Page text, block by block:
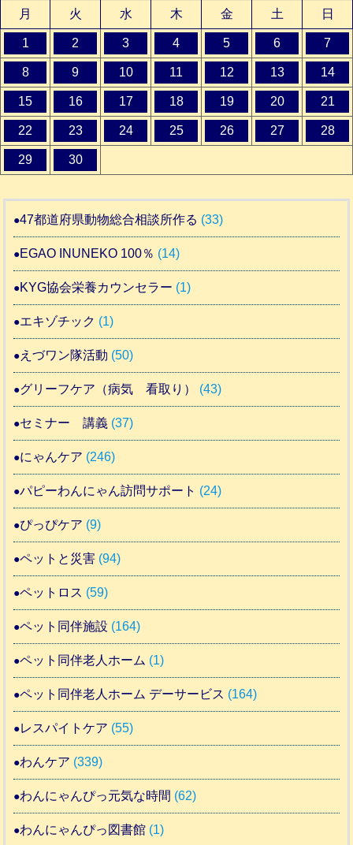
月
火 水 木 金 土 日
1 2 3 4 5 6 7
8 9 10 11 12 13 14
15 16 17 18 19 20 21
22 23 24 25 26 27 28
29 30
47都道府県動物総合相談所作る (33)
EGAO INUNEKO 100％ (14)
KYG協会栄養カウンセラー (1)
エキゾチック (1)
えづワン隊活動 (50)
グリーフケア（病気 看取り） (43)
セミナー 講義 (37)
にゃんケア (246)
パピーわんにゃん訪問サポート (24)
ぴっぴケア (9)
ペットと災害 (94)
ペットロス (59)
ペット同伴施設 (164)
ペット同伴老人ホーム (1)
ペット同伴老人ホーム デーサービス (164)
レスパイトケア (55)
わんケア (339)
わんにゃんぴっ元気な時間 (62)
わんにゃんぴっ図書館 (1)